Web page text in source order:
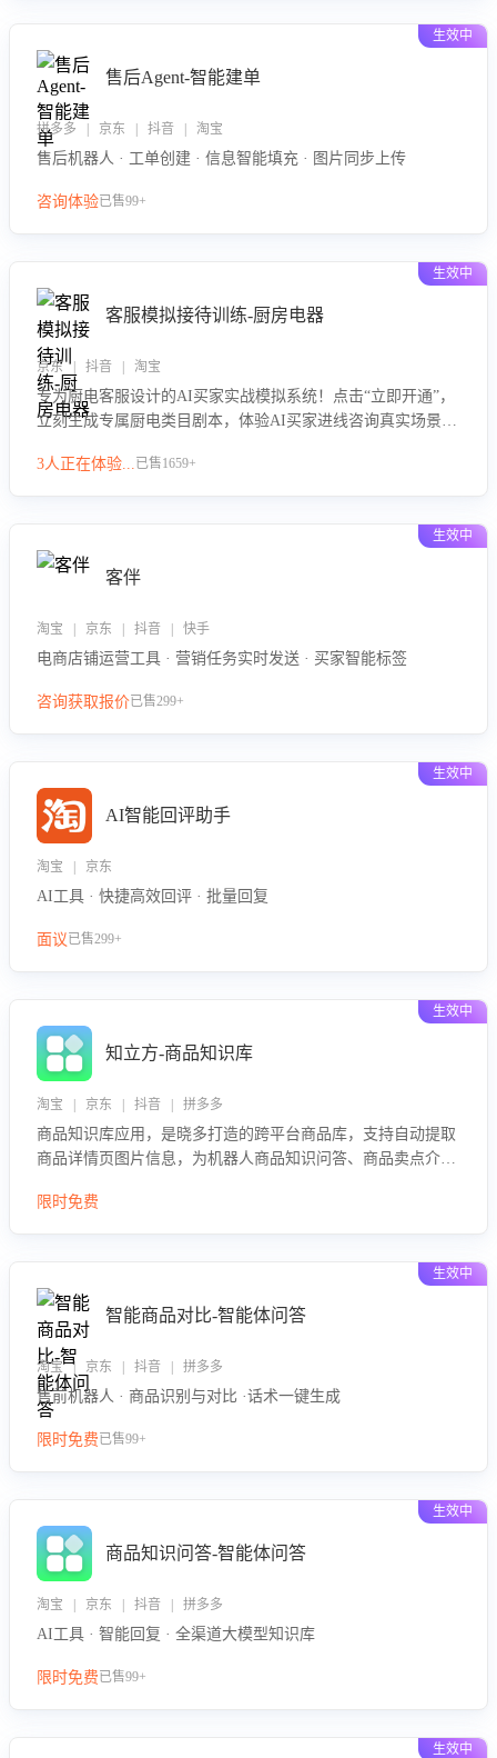
生效中
售后Agent-智能建单
拼多多 | 京东 | 抖音 | 淘宝
售后机器人 · 工单创建 · 信息智能填充 · 图片同步上传
咨询体验已售99+
生效中
客服模拟接待训练-厨房电器
京东 | 抖音 | 淘宝
专为厨电客服设计的AI买家实战模拟系统！点击“立即开通”，
立刻生成专属厨电类目剧本，体验AI买家进线咨询真实场景训
技巧！
3人正在体验...已售1659+
生效中
客伴
淘宝 | 京东 | 抖音 | 快手
电商店铺运营工具 · 营销任务实时发送 · 买家智能标签
咨询获取报价已售299+
生效中
AI智能回评助手
淘宝 | 京东
AI工具 · 快捷高效回评 · 批量回复
面议已售299+
生效中
知立方-商品知识库
淘宝 | 京东 | 抖音 | 拼多多
商品知识库应用，是晓多打造的跨平台商品库，支持自动提取
商品详情页图片信息，为机器人商品知识问答、商品卖点介绍
限时免费
生效中
智能商品对比-智能体问答
淘宝 | 京东 | 抖音 | 拼多多
售前机器人 · 商品识别与对比 ·话术一键生成
限时免费已售99+
生效中
商品知识问答-智能体问答
淘宝 | 京东 | 抖音 | 拼多多
AI工具 · 智能回复 · 全渠道大模型知识库
限时免费已售99+
生效中